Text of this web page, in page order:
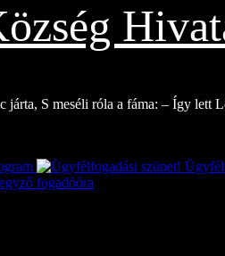
járta, S meséli róla a fáma: – Így
fogadóóra